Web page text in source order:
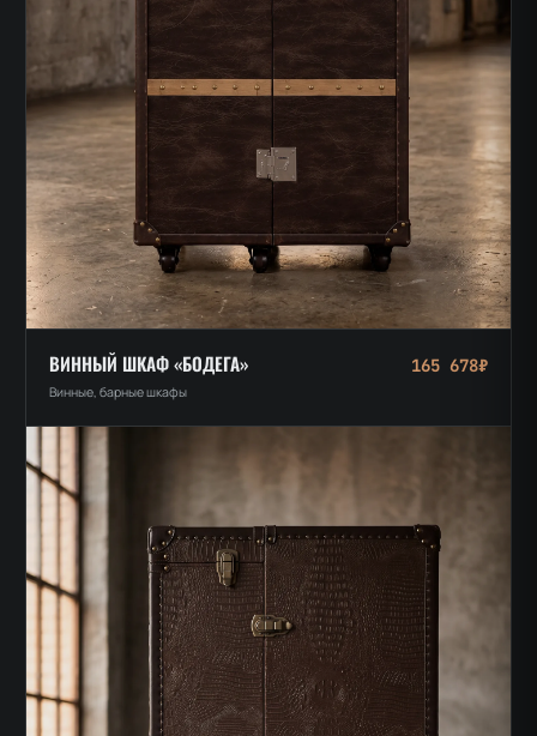
ВИННЫЙ ШКАФ «БОДЕГА»
Винные, барные шкафы
165 678₽